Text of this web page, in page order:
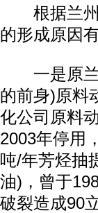
根据兰州
的形成原因
一是原兰
的前身)原料
化公司原料
2003年停用
吨/年芳烃抽
油)，曾于
破裂造成90